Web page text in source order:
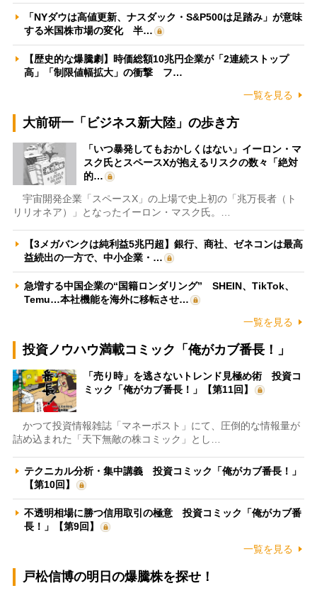
「NYダウは高値更新、ナスダック・S&P500は足踏み」が意味
する米国株市場の変化 半…
【歴史的な爆騰劇】時価総額10兆円企業が「2連続ストップ
高」「制限値幅拡大」の衝撃 フ…
一覧を見る
大前研一「ビジネス新大陸」の歩き方
「いつ暴発してもおかしくはない」イーロン・マ
スク氏とスペースXが抱えるリスクの数々「絶対
的…
宇宙開発企業「スペースX」の上場で史上初の「兆万長者（ト
リリオネア）」となったイーロン・マスク氏。…
【3メガバンクは純利益5兆円超】銀行、商社、ゼネコンは最高
益続出の一方で、中小企業・…
急増する中国企業の“国籍ロンダリング” SHEIN、TikTok、
Temu…本社機能を海外に移転させ…
一覧を見る
投資ノウハウ満載コミック「俺がカブ番長！」
「売り時」を逃さないトレンド見極め術 投資コ
ミック「俺がカブ番長！」【第11回】
かつて投資情報雑誌「マネーポスト」にて、圧倒的な情報量が
詰め込まれた「天下無敵の株コミック」とし…
テクニカル分析・集中講義 投資コミック「俺がカブ番長！」
【第10回】
不透明相場に勝つ信用取引の極意 投資コミック「俺がカブ番
長！」【第9回】
一覧を見る
戸松信博の明日の爆騰株を探せ！